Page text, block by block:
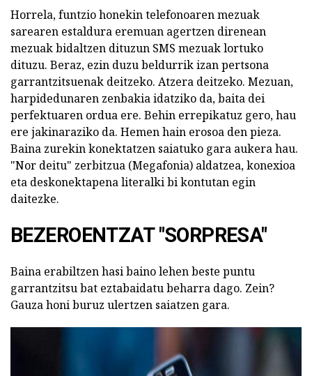
Horrela, funtzio honekin telefonoaren mezuak
sarearen estaldura eremuan agertzen direnean
mezuak bidaltzen dituzun SMS mezuak lortuko
dituzu. Beraz, ezin duzu beldurrik izan pertsona
garrantzitsuenak deitzeko. Atzera deitzeko. Mezuan,
harpidedunaren zenbakia idatziko da, baita dei
perfektuaren ordua ere. Behin errepikatuz gero, hau
ere jakinaraziko da. Hemen hain erosoa den pieza.
Baina zurekin konektatzen saiatuko gara aukera hau.
"Nor deitu" zerbitzua (Megafonia) aldatzea, konexioa
eta deskonektapena literalki bi kontutan egin
daitezke.
BEZEROENTZAT "SORPRESA"
Baina erabiltzen hasi baino lehen beste puntu
garrantzitsu bat eztabaidatu beharra dago. Zein?
Gauza honi buruz ulertzen saiatzen gara.